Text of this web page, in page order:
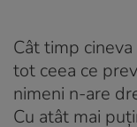
Cât timp
tot ceea ce
nimeni n-are
Cu atât mai